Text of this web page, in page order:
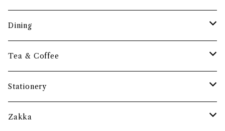
調理道具
保存容器・水筒
まな板
土鍋・お鍋まわり
Dining
皿・プレート
小鉢・器
グラス・タンブラー
Tea & Coffee
コーヒーアイテム
ポット
Stationery
ペーパーウェイト
Zakka